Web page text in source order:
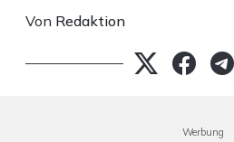
Von Redaktion
Werbung